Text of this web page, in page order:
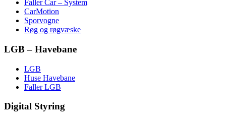
Faller Car – System
CarMotion
Sporvogne
Røg og røgvæske
LGB – Havebane
LGB
Huse Havebane
Faller LGB
Digital Styring